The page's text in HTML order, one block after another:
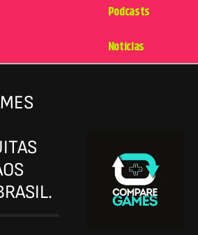
Podcasts
Notícias